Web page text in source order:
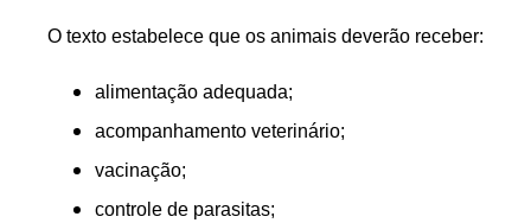
O texto estabelece que os animais deverão receber:
alimentação adequada;
acompanhamento veterinário;
vacinação;
controle de parasitas;